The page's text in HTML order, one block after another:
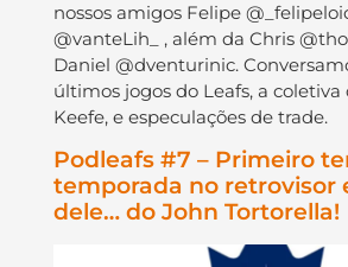
nossos amigos Felipe
@vanteLih_ , além da Chris
Daniel @dventurinic.
últimos jogos do Leafs, a coletiva
Keefe, e especulações de trade.
Podleafs #7 – Primeiro
temporada no retrovisor
dele… do John Tortorella!